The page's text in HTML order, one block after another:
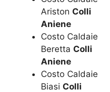
Ariston Colli
Aniene
Costo Caldaie
Beretta Colli
Aniene
Costo Caldaie
Biasi Colli